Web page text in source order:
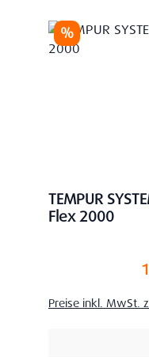
Rabatt
%
TEMPUR
Flex 2000
Verkaufspreis:
Preise inkl. MwSt.